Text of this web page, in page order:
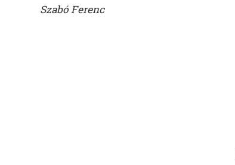
Szabó Ferenc